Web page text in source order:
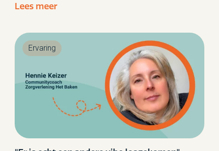
gesprekspartner maar er zijn wel een aantal
geven van een beeld van de kwaliteit. We werken
niet naar een doel toe. Het beeld is het doel.
Hierbij is de reflectie op basis van feitelijke,
concrete situaties uit het observatieverslag,
leidend.”
Lees meer
Ervaring